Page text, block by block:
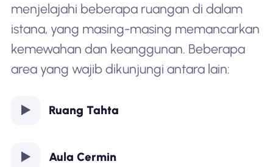
menjelajahi beberapa ruangan di dalam
istana, yang masing-masing memancarkan
kemewahan dan keanggunan. Beberapa
area yang wajib dikunjungi antara lain:
Ruang Tahta
Aula Cermin